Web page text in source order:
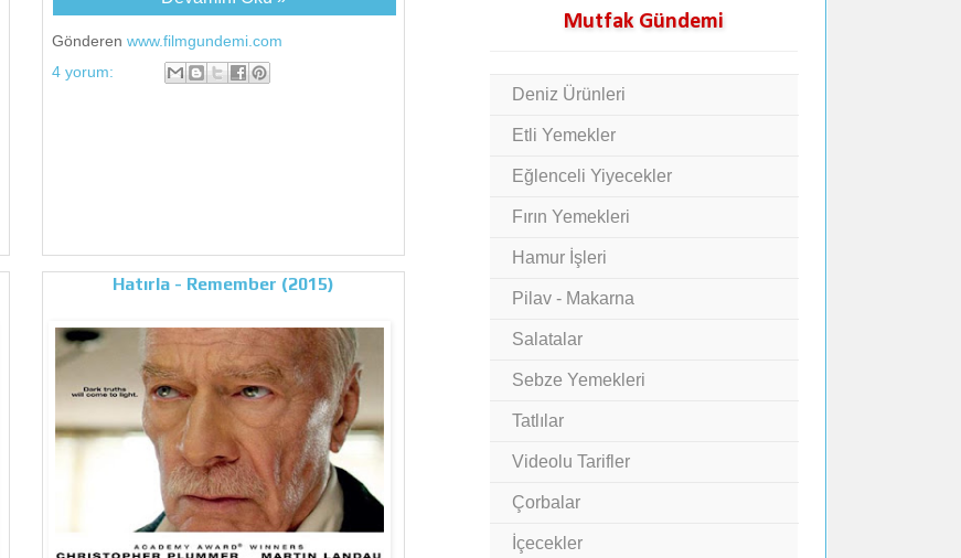
Gönderenwww.filmgundemi.com
4 yorum:
Hatırla - Remember (2015)
Mutfak Gündemi
Deniz Ürünleri
Etli Yemekler
Eğlenceli Yiyecekler
Fırın Yemekleri
Hamur İşleri
Pilav - Makarna
Salatalar
Sebze Yemekleri
Tatlılar
Videolu Tarifler
Çorbalar
İçecekler